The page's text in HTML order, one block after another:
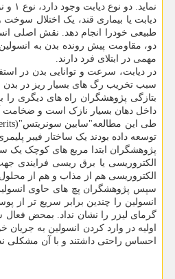
نماید. دو نوع دیابت وجود دارد، نوع ۱ و نوع ۲.
دیابت یا بیماری قند، یک اختلال
طبیعی خودرا انجام دهد. نقش اصلی
دو، مقاومت پیش رونده بدن به
مهمی در ابتلای فرد دارند.
در دیابت، سرعت و توانایی بدن در
سبب تخریب رگ های بسیار ریز در
بتازگی پژوهشگران راه های دیگری را
داخل دهان بسیار نازک است و ضخامت
توسعه داده بودند یک ساختار فیبر
پژوهشگران ابتدا مربع های کوچک یک
الکتروریسی یا برق ریسی فرایندی
الکتروریسی هم از مذاب و هم از محلول
انسولین را چندین برابر سریع تر از
گرمای لیزر را نشان نداد. بمحض
اولیه در وارد کردن انسولین به
احساس راحتی داشتند و با آن مشکلی